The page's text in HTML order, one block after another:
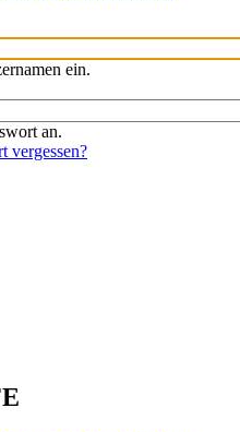
ein.
an.
vergessen?